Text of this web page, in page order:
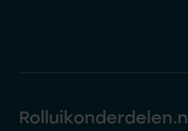
Rolluikonderdelen.nl